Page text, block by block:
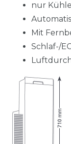
nur
Mit
Schlaf-/